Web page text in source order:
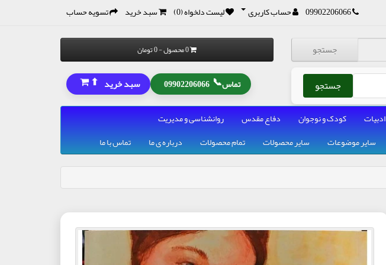
09902206066 حساب کاربری لیست دلخواه (0) سبد خرید تسویه حساب
جستجو
جستجو
0 محصول - 0 تومان
تماس📞
09902206066 سبد خرید ⬆
ادبیات کودک و نوجوان دفاع مقدس
روانشناسی و مدیریت
سایر موضوعات سایر محصولات تمام محصولات درباره ی ما تماس با ما